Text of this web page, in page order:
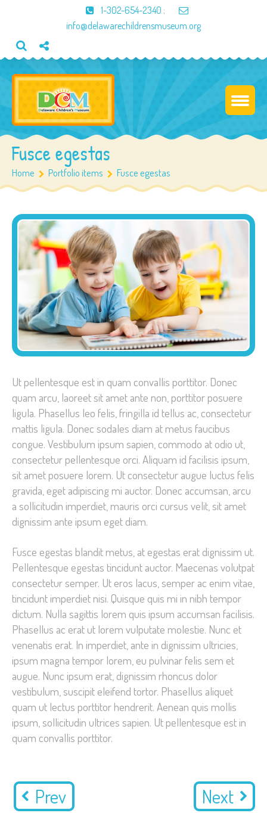
1-302-654-2340 ;
info@delawarechildrensmuseum.org
Fusce egestas
Home Portfolio items Fusce egestas
Ut pellentesque est in quam convallis porttitor. Donec
quam arcu, laoreet sit amet ante non, porttitor posuere
ligula. Phasellus leo felis, fringilla id tellus ac, consectetur
mattis ligula. Donec sodales diam at metus faucibus
congue. Vestibulum ipsum sapien, commodo at odio ut,
consectetur pellentesque orci. Aliquam id facilisis ipsum,
sit amet posuere lorem. Ut consectetur augue luctus felis
gravida, eget adipiscing mi auctor. Donec accumsan, arcu
a sollicitudin imperdiet, mauris orci cursus velit, sit amet
dignissim ante ipsum eget diam.
Fusce egestas blandit metus, at egestas erat dignissim ut.
Pellentesque egestas tincidunt auctor. Maecenas volutpat
consectetur semper. Ut eros lacus, semper ac enim vitae,
tincidunt imperdiet nisi. Quisque quis mi in nibh tempor
dictum. Nulla sagittis lorem quis ipsum accumsan facilisis.
Phasellus ac erat ut lorem vulputate molestie. Nunc et
venenatis erat. In imperdiet, ante in dignissim ultricies,
ipsum magna tempor lorem, eu pulvinar felis sem et
augue. Nunc ipsum erat, dignissim rhoncus dolor
vestibulum, suscipit eleifend tortor. Phasellus aliquet
quam ut lectus porttitor hendrerit. Aenean quis mollis
ipsum, sollicitudin ultrices sapien. Ut pellentesque est in
quam convallis porttitor.
Prev Next